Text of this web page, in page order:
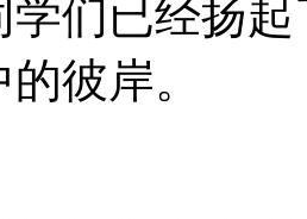
学们已经扬
彼岸。